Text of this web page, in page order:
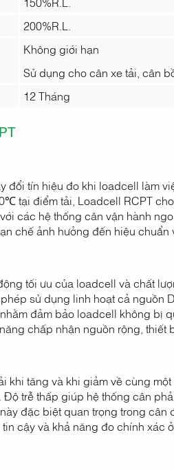
200%R.L.
Không giới hạn
Sử dụng cho cân xe tải, cân
12 Tháng
đổi tín hiệu đo khi loadcell làm
tại điểm tải, Loadcell RCPT
các hệ thống cân vận hành
chế ảnh hưởng đến hiệu
tối ưu của loadcell và chất
sử dụng linh hoạt cả
đảm bảo loadcell không bị
chấp nhận nguồn rộng,
khi tăng và khi giảm về cùng
trễ thấp giúp hệ thống cân
đặc biệt quan trọng trong cân
cậy và khả năng đo chính xác